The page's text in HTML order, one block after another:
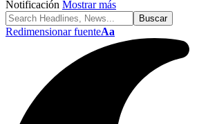
Notificación Mostrar más
Redimensionar fuenteAa